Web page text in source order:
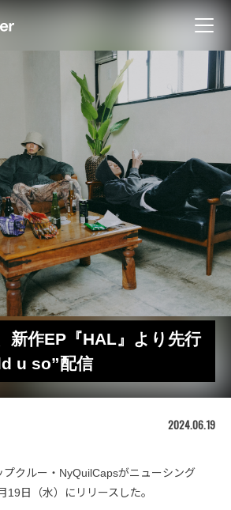
新作EP『HAL』より先行
u so”配信
2024.06.19
クルー・NyQuilCapsがニューシング
19日（水）にリリースした。